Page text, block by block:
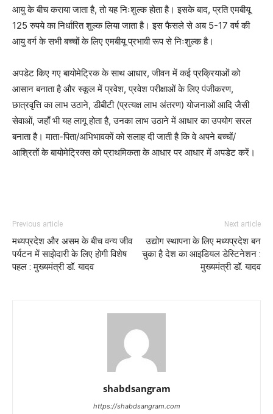
आयु के बीच कराया जाता है, तो यह निःशुल्क होता है। इसके बाद, प्रति एमबीयू
125 रुपये का निर्धारित शुल्क लिया जाता है। इस फैसले से अब 5-17 वर्ष की
आयु वर्ग के सभी बच्चों के लिए एमबीयू प्रभावी रूप से निःशुल्क है।
अपडेट किए गए बायोमेट्रिक के साथ आधार, जीवन में कई प्रक्रियाओं को
आसान बनाता है और स्कूल में प्रवेश, प्रवेश परीक्षाओं के लिए पंजीकरण,
छात्रवृत्ति का लाभ उठाने, डीबीटी (प्रत्यक्ष लाभ अंतरण) योजनाओं आदि जैसी
सेवाओं, जहाँ भी यह लागू होता है, उनका लाभ उठाने में आधार का उपयोग सरल
बनाता है। माता-पिता/अभिभावकों को सलाह दी जाती है कि वे अपने बच्चों/
आश्रितों के बायोमेट्रिक्स को प्राथमिकता के आधार पर आधार में अपडेट करें।
Previous article
मध्यप्रदेश और असम के बीच वन्य जीव
पर्यटन में साझेदारी के लिए होगी विशेष
पहल : मुख्यमंत्री डॉ. यादव
Next article
उद्योग स्थापना के लिए मध्यप्रदेश बन
चुका है देश का आइडियल डेस्टिनेशन :
मुख्यमंत्री डॉ. यादव
shabdsangram
https://shabdsangram.com